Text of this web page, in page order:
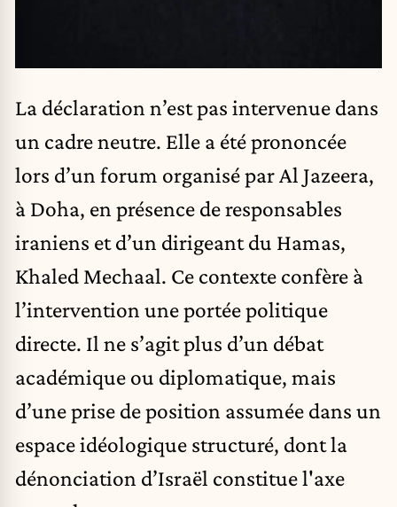
La déclaration n’est pas intervenue dans
un cadre neutre. Elle a été prononcée
lors d’un forum organisé par Al Jazeera,
à Doha, en présence de responsables
iraniens et d’un dirigeant du Hamas,
Khaled Mechaal. Ce contexte confère à
l’intervention une portée politique
directe. Il ne s’agit plus d’un débat
académique ou diplomatique, mais
d’une prise de position assumée dans un
espace idéologique structuré, dont la
dénonciation d’Israël constitue l'axe